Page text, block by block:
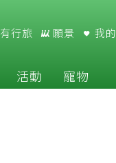
有行旅 願景 我
活動 寵物